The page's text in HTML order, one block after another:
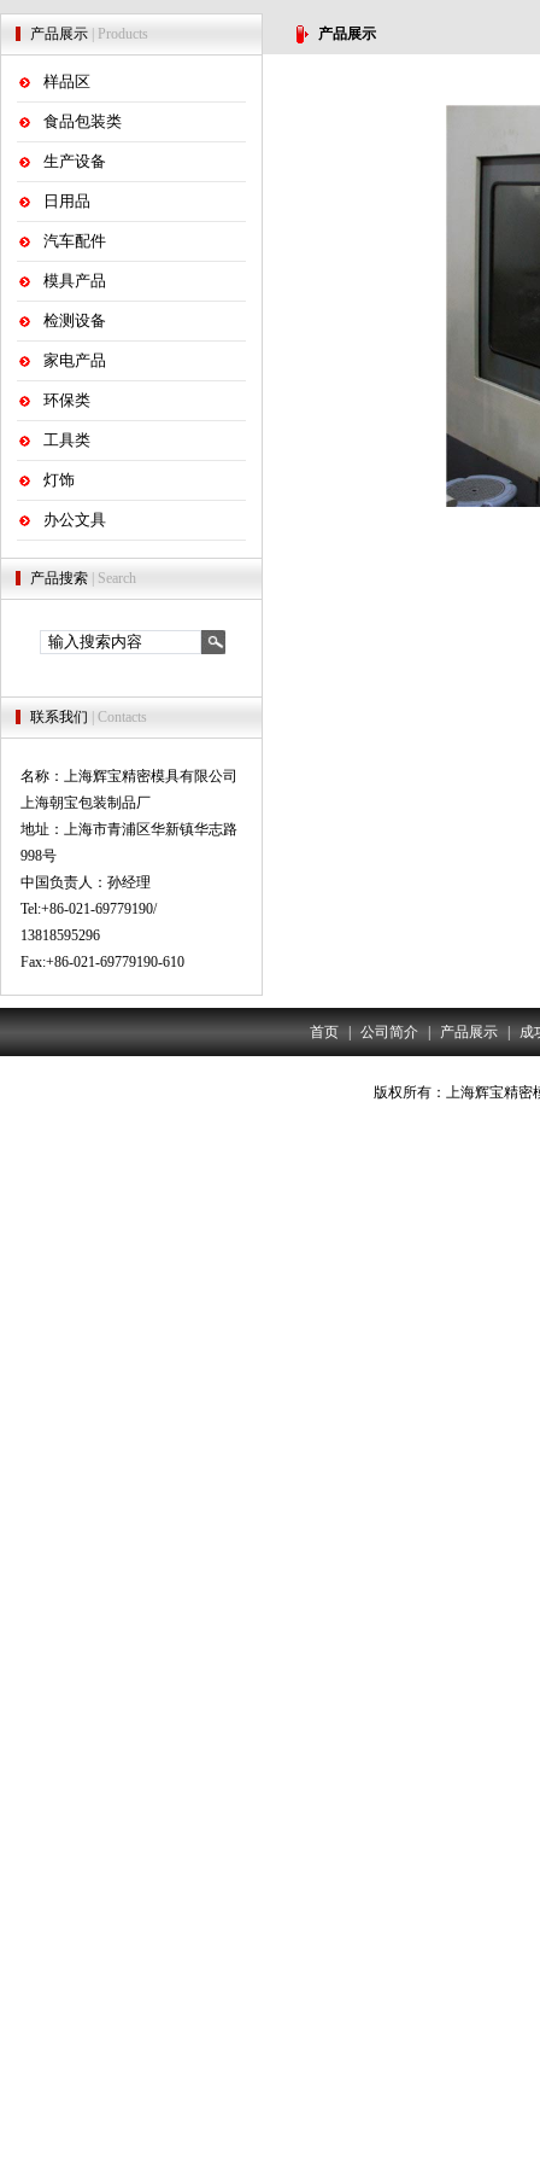
产品展示 | Products
样品区
食品包装类
生产设备
日用品
汽车配件
模具产品
检测设备
家电产品
环保类
工具类
灯饰
办公文具
产品搜索 | Search
联系我们 | Contacts
名称：上海辉宝精密模具有限公司
上海朝宝包装制品厂
地址：上海市青浦区华新镇华志路
998号
中国负责人：孙经理
Tel:+86-021-69779190/
13818595296
Fax:+86-021-69779190-610
产品展示
首页 公司简介 产品展示 成
版权所有：上海辉宝精密